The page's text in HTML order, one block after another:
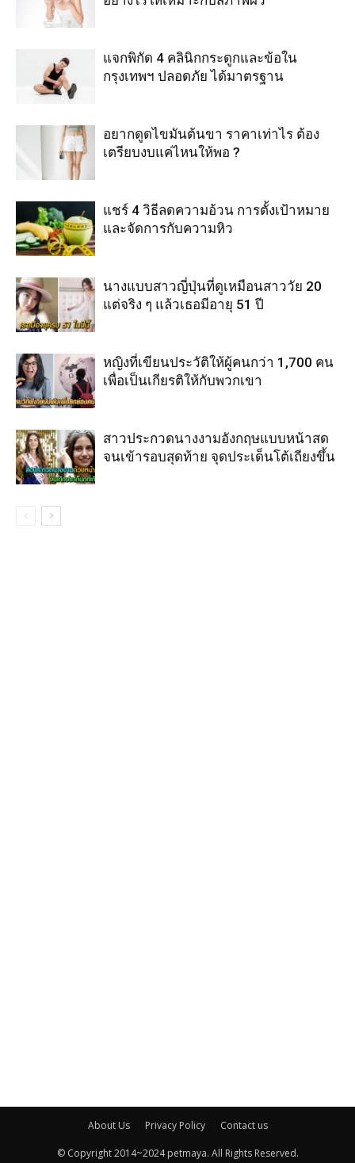
แจกพิกัด 4 คลินิกกระดูกและข้อใน
กรุงเทพฯ ปลอดภัย ได้มาตรฐาน
อยากดูดไขมันต้นขา ราคาเท่าไร ต้อง
เตรียบงบแค่ไหนให้พอ ?
แชร์ 4 วิธีลดความอ้วน การตั้งเป้าหมาย
และจัดการกับความหิว
นางแบบสาวญี่ปุ่นที่ดูเหมือนสาววัย 20
แต่จริง ๆ แล้วเธอมีอายุ 51 ปี
หญิงที่เขียนประวัติให้ผู้คนกว่า 1,700 คน
เพื่อเป็นเกียรติให้กับพวกเขา
สาวประกวดนางงามอังกฤษแบบหน้าสด
จนเข้ารอบสุดท้าย จุดประเด็นโต้เถียงขึ้น
About Us Privacy Policy Contact us
© Copyright 2014~2024 petmaya. All Rights Reserved.